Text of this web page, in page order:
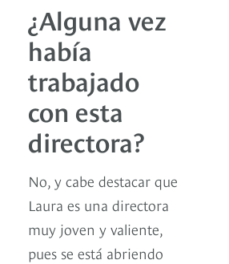
¿Alguna vez
había
trabajado
con esta
directora?
No, y cabe destacar que
Laura es una directora
muy joven y valiente,
pues se está abriendo